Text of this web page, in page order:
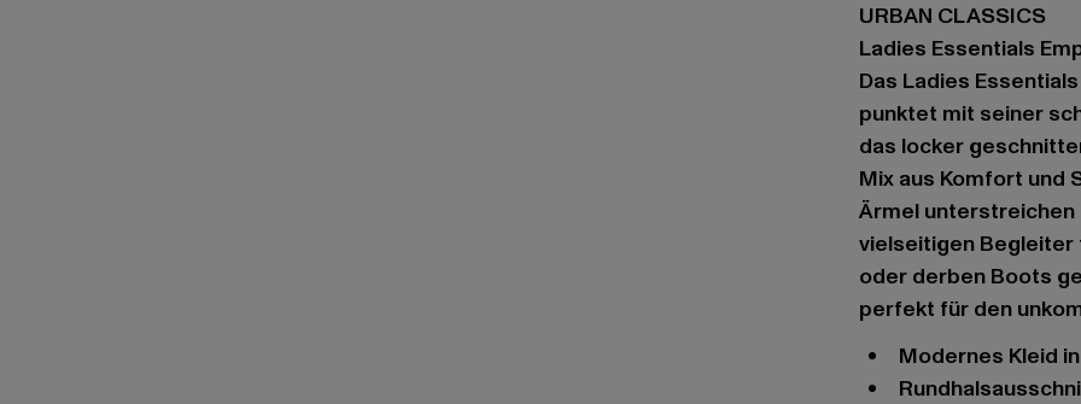
URBAN CLASSICS
Ladies Essentials
Das Ladies
punktet mit seiner
das locker
Mix aus Komfort und
Ärmel unterstreichen
vielseitigen Begleiter
oder derben Boots
perfekt für den
Modernes Kleid